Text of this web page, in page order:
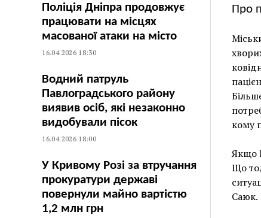
Поліція Дніпра продовжує
працювати на місцях
масованої атаки на місто
16.04.2026 18:30
Водний патруль
Павлоградського району
виявив осіб, які незаконно
видобували пісок
16.04.2026 18:00
У Кривому Розі за втручання
прокуратури державі
повернули майно вартістю
1,2 млн грн
Про
кому
Якщо
Що
Саюк.